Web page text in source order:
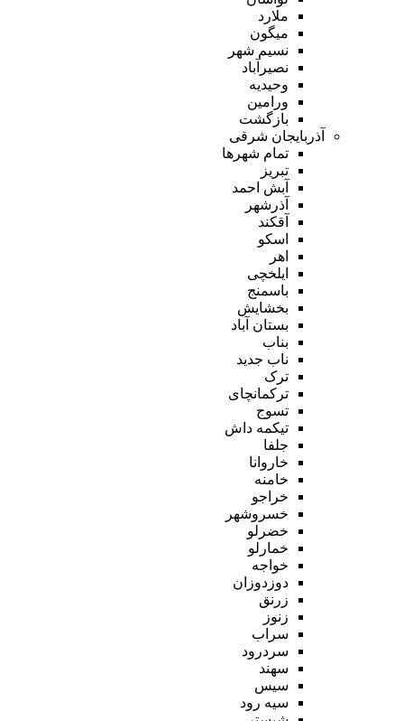
ملارد
میگون
نسیم شهر
نصیرآباد
وحیدیه
ورامین
بازگشت
آذربایجان شرقی
تمام شهر‌ها
تبریز
آبش احمد
آذرشهر
آقکند
اسکو
اهر
ایلخچی
باسمنج
بخشایش
بستان آباد
بناب
ناب جدید
ترک
ترکمانچای
تسوج
تیکمه داش
جلفا
خاروانا
خامنه
خراجو
خسروشهر
خضرلو
خمارلو
خواجه
دوزدوزان
زرنق
زنوز
سراب
سردرود
سهند
سیس
سیه رود